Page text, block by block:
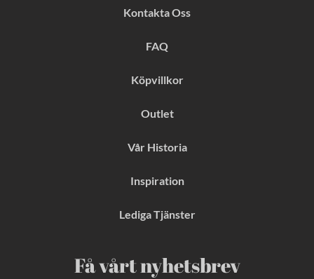
Kontakta Oss
FAQ
Köpvillkor
Outlet
Vår Historia
Inspiration
Lediga Tjänster
Få vårt nyhetsbrev
b
o
g
a
m